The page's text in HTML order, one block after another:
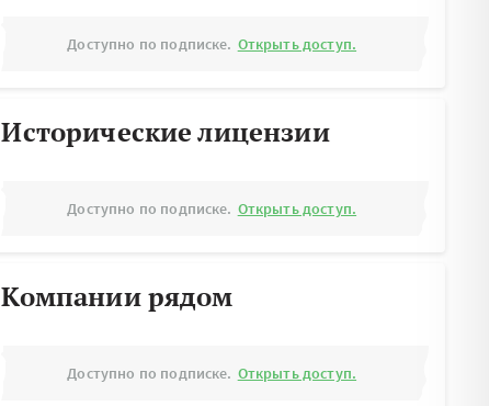
Доступно по подписке. Открыть доступ.
Исторические лицензии
Доступно по подписке. Открыть доступ.
Компании рядом
Доступно по подписке. Открыть доступ.